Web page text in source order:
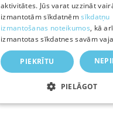
aktivitātes. Jūs varat uzzināt
izmantotām sīkdatnēmsīkdatņu
izmantošanas noteikumos, kā
izmantotas sīkdatnes savām
PIEKRĪTU
PIELĀGOT